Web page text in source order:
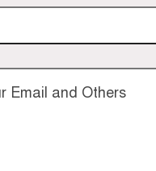
Email and Others